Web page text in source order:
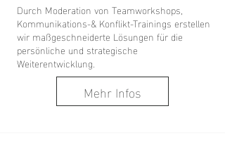
Durch Moderation von Teamworkshops,
Kommunikations-& Konflikt-Trainings erstellen
wir maßgeschneiderte Lösungen für die
persönliche und strategische
Weiterentwicklung.
Mehr Infos